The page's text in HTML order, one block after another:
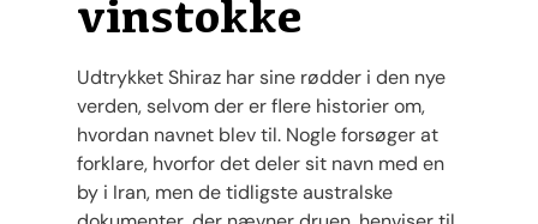
vinstokke
Udtrykket Shiraz har sine rødder i den nye
verden, selvom der er flere historier om,
hvordan navnet blev til. Nogle forsøger at
forklare, hvorfor det deler sit navn med en
by i Iran, men de tidligste australske